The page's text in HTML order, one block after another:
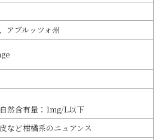
アブルッツォ州
然含有量：1mg/L以下
など柑橘系のニュアンス